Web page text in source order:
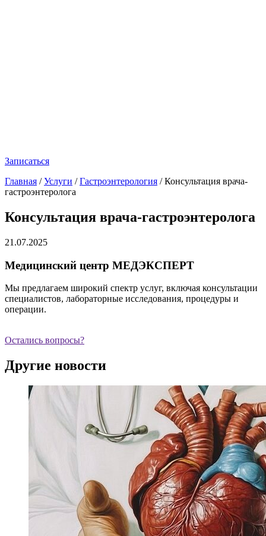
Записаться
Главная /Услуги /Гастроэнтерология /Консультация врача-
гастроэнтеролога
Консультация врача-гастроэнтеролога
21.07.2025
Медицинский центр МЕДЭКСПЕРТ
Мы предлагаем широкий спектр услуг, включая консультации
специалистов, лабораторные исследования, процедуры и
операции.
Остались вопросы?
Другие новости